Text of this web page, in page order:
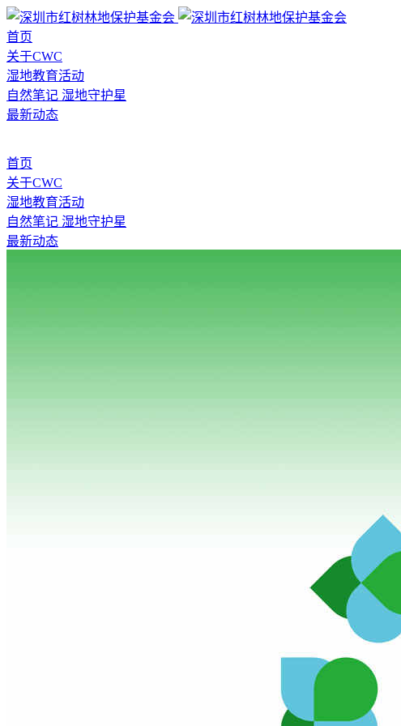
首页
关于CWC
湿地教育活动
自然笔记 湿地守护星
最新动态
首页
关于CWC
湿地教育活动
自然笔记 湿地守护星
最新动态